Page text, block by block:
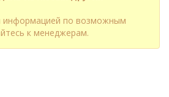
информацией по возможным
к менеджерам.